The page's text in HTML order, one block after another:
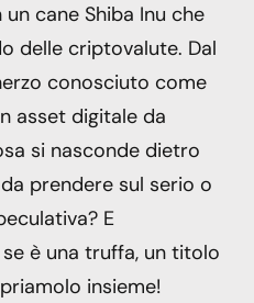
cane Shiba Inu che
delle criptovalute. Dal
conosciuto come
asset digitale da
si nasconde dietro
prendere sul serio o
E
è una truffa, un titolo
insieme!